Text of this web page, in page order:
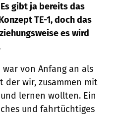
gibt ja bereits das
TE-1, doch das
es wird
war von Anfang an als
der wir, zusammen mit
lernen wollten. Ein
und fahrtüchtiges